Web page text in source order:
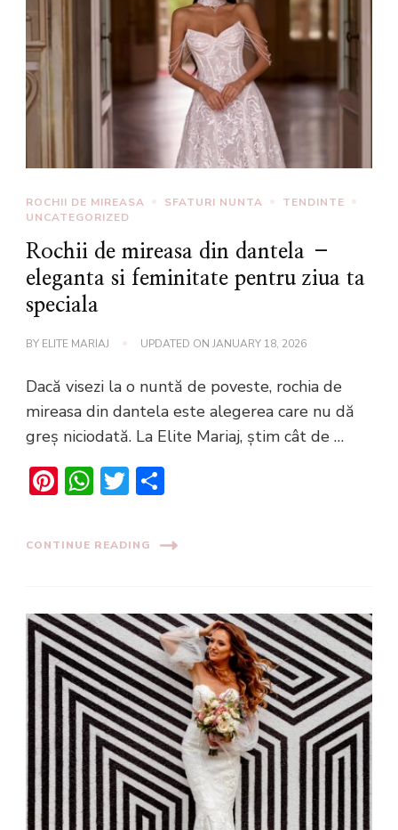
ROCHII DE MIREASA SFATURI NUNTA
TENDINTE
UNCATEGORIZED
Rochii de mireasa din dantela –
eleganta si feminitate pentru ziua ta
speciala
BY ELITE MARIAJ UPDATED ON JANUARY 18, 2026
Dacă visezi la o nuntă de poveste, rochia de
mireasa din dantela este alegerea care nu dă
greș niciodată. La Elite Mariaj, știm cât de …
Pinterest
WhatsApp
Twitter
CONTINUE READING